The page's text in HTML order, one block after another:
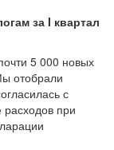
за I квартал
5 000 новых
отобрали
с
при